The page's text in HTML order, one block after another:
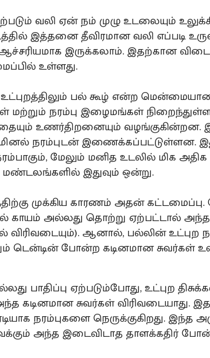
வலி ஏன் நம் முழு உடலையும் உலுக்கி
இத்தனை தீவிரமான வலி எப்படி
இருக்கலாம். இதற்கான
உள்ளது.
பல் கூழ் என்ற மென்மையான
மற்றும் நரம்பு இழைமங்கள்
உணர்திறனையும் வழங்குகின்றன.
நரம்புடன் இணைக்கப்பட்டுள்ளன.
மேலும் மனித உடலில் மிக
மண்டலங்களில் இதுவும் ஒன்று.
முக்கிய காரணம் அதன்
காயம் அல்லது தொற்று ஏற்பட்டால்
ஆனால், பல்லின் உட்புற
டென்டின் போன்ற கடினமான சுவர்கள்
பாதிப்பு ஏற்படும்போது, உட்புற
கடினமான சுவர்கள் விரிவடையாது.
நரம்புகளை நெருக்குகிறது. இந்த
அந்த இடைவிடாத தாளக்கதிர்